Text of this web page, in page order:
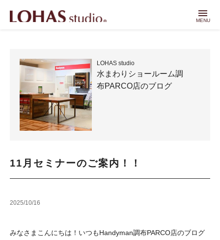
menu
MENU
LOHAS studio
水まわりショールーム調
布PARCO店のブログ
11月セミナーのご案内！！
2025/10/16
みなさまこんにちは！いつもHandyman調布PARCO店のブログ